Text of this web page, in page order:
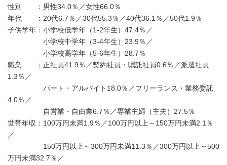
性別 ：男性34.0％／女性66.0％
年代 ：20代6.7％／30代55.3％／40代36.1％／50代1.9％
子供学年：小学校低学年（1-2年生）47.4％／
小学校中学年（3-4年生）23.9％／
小学校高学年（5-6年生）28.7％
職業 ：正社員41.9％／契約社員・嘱託社員0.6％／派遣社員
1.3％／
パート・アルバイト18.0％／フリーランス・業務委託
4.0％／
自営業・自由業6.7％／専業主婦（主夫）27.5％
世帯年収：100万円未満1.9％／100万円以上～150万円未満2.1％
／
150万円以上～300万円未満11.3％／300万円以上～500
万円未満32.7％／